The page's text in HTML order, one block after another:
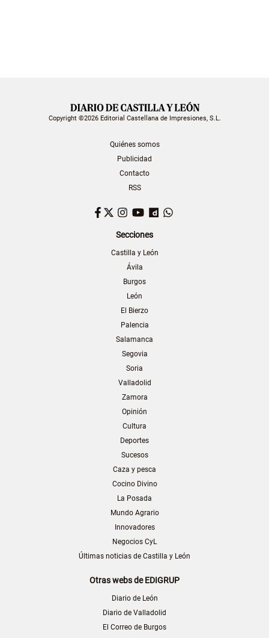
Copyright ©2026 Editorial Castellana de Impresiones, S.L.
Quiénes somos
Publicidad
Contacto
RSS
Facebook
TwitterInstagram
YouTubeDailymotion
Secciones
Castilla y León
Ávila
Burgos
León
El Bierzo
Palencia
Salamanca
Segovia
Soria
Valladolid
Zamora
Opinión
Cultura
Deportes
Sucesos
Caza y pesca
Cocino Divino
La Posada
Mundo Agrario
Innovadores
Negocios CyL
Últimas noticias de Castilla y León
Otras webs de EDIGRUP
Diario de León
Diario de Valladolid
El Correo de Burgos